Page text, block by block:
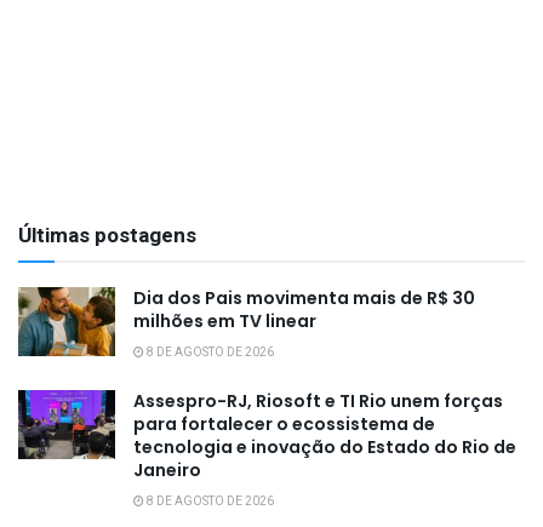
Últimas postagens
Dia dos Pais movimenta mais de R$ 30
milhões em TV linear
8 DE AGOSTO DE 2026
Assespro-RJ, Riosoft e TI Rio unem forças
para fortalecer o ecossistema de
tecnologia e inovação do Estado do Rio de
Janeiro
8 DE AGOSTO DE 2026